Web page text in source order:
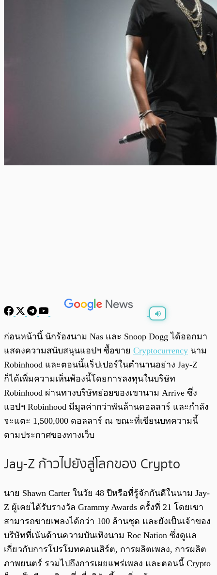
พร้อมเล่น 0:00 /
ก่อนหน้านี้ นักร้องนาม Nas และ Snoop Dogg ได้ออกมา
แสดงความสนับสนุนแอปฯ ซื้อขาย Cryptocurrency นาม
Robinhood และตอนนี้แร็ปเปอร์ในตำนานอย่าง Jay-Z
ก็ได้เพิ่มความเห็นพ้องนี้โดยการลงทุนในบริษัท
Robinhood ผ่านทางบริษัทย่อยของเขานาม Arrive ซึ่ง
แอปฯ Robinhood มีมูลค่ากว่าพันล้านดอลลาร์ และกำลัง
จะแตะ 1,500,000 ดอลลาร์ ณ ขณะที่เขียนบทความนี้
ตามประกาศของทางเว็บ
Jay-Z ก้าวไปยังสู่โลกของ Crypto
นาย Shawn Carter ในวัย 48 ปีหรือที่รู้จักกันดีในนาม Jay-
Z ผู้เคยได้รับรางวัล Grammy Awards ครั้งที่ 21 โดยเขา
สามารถขายเพลงได้กว่า 100 ล้านชุด และยังเป็นเจ้าของ
บริษัทที่เน้นด้านความบันเทิงนาม Roc Nation ซึ่งดูแล
เกี่ยวกับการโปรโมทคอนเสิร์ต, การผลิตเพลง, การผลิต
ภาพยนตร์ รวมไปถึงการเผยแพร่เพลง และตอนนี้ Crypto